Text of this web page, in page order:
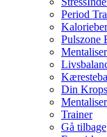
Period
Pulszone
Din
Trainer
Gå tilbage